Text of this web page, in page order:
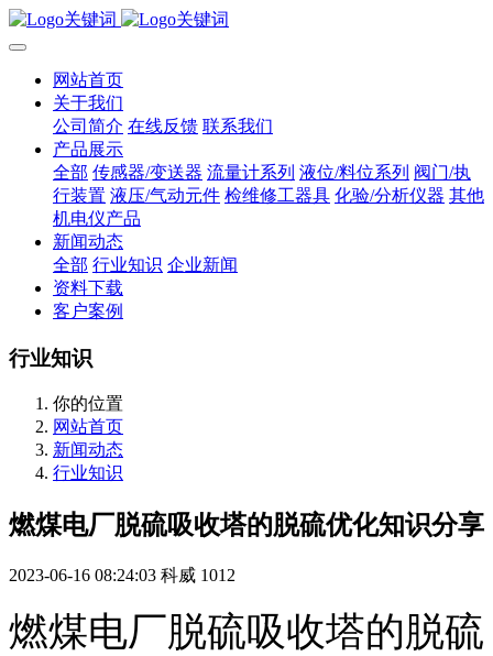
网站首页
关于我们
公司简介 在线反馈 联系我们
产品展示
全部 传感器/变送器 流量计系列 液位/料位系列 阀门/执
行装置 液压/气动元件 检维修工器具 化验/分析仪器 其他
机电仪产品
新闻动态
全部 行业知识 企业新闻
资料下载
客户案例
行业知识
你的位置
网站首页
新闻动态
行业知识
燃煤电厂脱硫吸收塔的脱硫优化知识分享
2023-06-16 08:24:03 科威 1012
燃煤电厂脱硫吸收塔的脱硫